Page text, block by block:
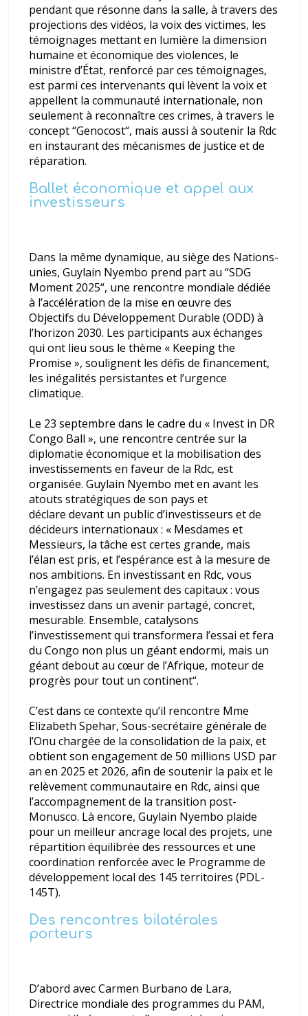
pendant que résonne dans la salle, à travers des
projections des vidéos, la voix des victimes, les
témoignages mettant en lumière la dimension
humaine et économique des violences, le
ministre d’État, renforcé par ces témoignages,
est parmi ces intervenants qui lèvent la voix et
appellent la communauté internationale, non
seulement à reconnaître ces crimes, à travers le
concept “Genocost“, mais aussi à soutenir la Rdc
en instaurant des mécanismes de justice et de
réparation.
Ballet économique et appel aux
investisseurs
Dans la même dynamique, au siège des Nations-
unies, Guylain Nyembo prend part au “SDG
Moment 2025“, une rencontre mondiale dédiée
à l’accélération de la mise en œuvre des
Objectifs du Développement Durable (ODD) à
l’horizon 2030. Les participants aux échanges
qui ont lieu sous le thème « Keeping the
Promise », soulignent les défis de financement,
les inégalités persistantes et l’urgence
climatique.
Le 23 septembre dans le cadre du « Invest in DR
Congo Ball », une rencontre centrée sur la
diplomatie économique et la mobilisation des
investissements en faveur de la Rdc, est
organisée. Guylain Nyembo met en avant les
atouts stratégiques de son pays et
déclare devant un public d’investisseurs et de
décideurs internationaux : « Mesdames et
Messieurs, la tâche est certes grande, mais
l’élan est pris, et l’espérance est à la mesure de
nos ambitions. En investissant en Rdc, vous
n’engagez pas seulement des capitaux : vous
investissez dans un avenir partagé, concret,
mesurable. Ensemble, catalysons
l’investissement qui transformera l’essai et fera
du Congo non plus un géant endormi, mais un
géant debout au cœur de l’Afrique, moteur de
progrès pour tout un continent“.
C’est dans ce contexte qu’il rencontre Mme
Elizabeth Spehar, Sous-secrétaire générale de
l’Onu chargée de la consolidation de la paix, et
obtient son engagement de 50 millions USD par
an en 2025 et 2026, afin de soutenir la paix et le
relèvement communautaire en Rdc, ainsi que
l’accompagnement de la transition post-
Monusco. Là encore, Guylain Nyembo plaide
pour un meilleur ancrage local des projets, une
répartition équilibrée des ressources et une
coordination renforcée avec le Programme de
développement local des 145 territoires (PDL-
145T).
Des rencontres bilatérales
porteurs
D’abord avec Carmen Burbano de Lara,
Directrice mondiale des programmes du PAM,